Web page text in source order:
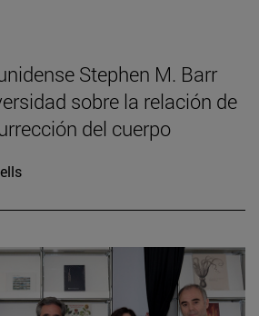
Stephen M. Barr
sobre la relación de
del cuerpo